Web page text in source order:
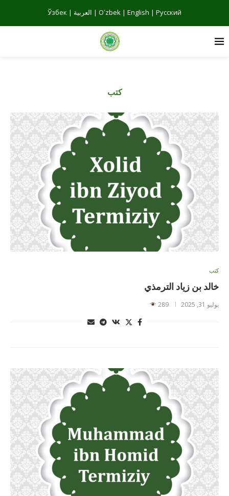
Oʻzbek | English | Русский
| العربية |
Ўзбек
كتب
كتب
خالد بن زياد الترمذي
يوليو 31, 2025 289